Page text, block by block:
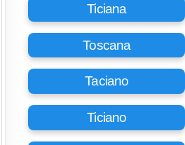
Ticiana
Toscana
Taciano
Ticiano